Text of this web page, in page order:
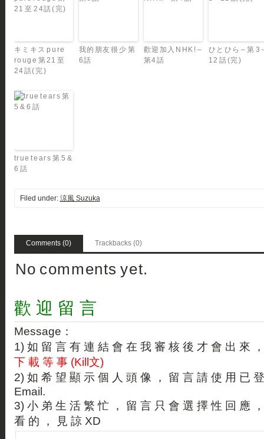
キミキス pure
rouge 第21 至
24話(完)
我的朋友很少 第
6話
歡迎加入NHK! –
第4話
ひとひら – 第 3
12 話(完)
true tears 第 5 &
6 話
Filed under: 涼風 Suzuka
Comments (0) Trackbacks (0)
No comments yet.
歡 迎 留 言
Message：
1) 如 留 言 有 連 結 會 在 我 審 核 後 才 會 出 來
下 載 等 事 (Kill文)
2) 如 希 望 顯 示 個 人 頭 像 ， 留 言 請 使 用 已
Email.
3) 小 弟 生 活 繁 忙 ， 留 言 只 會 選 擇 性 回 應
看 的 ， 見 諒 XD